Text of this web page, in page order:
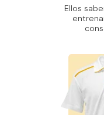
Ellos